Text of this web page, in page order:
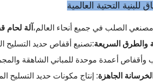
التحتية العالمية
الصلب في جميع أنحاء العالم، آلة لحام
والطرق السريعة:تصنيع أقفاص حديد التسليح
وأقفاص أعمدة موحدة للمباني الشاهقة
الجاهزة: إنتاج مكونات حديد التسليح